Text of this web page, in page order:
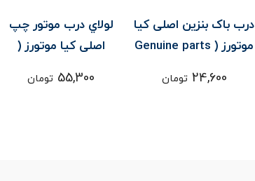
درب باک بنزين اصلی کیا
موتورز ( Genuine parts
24,600 تومان
لولاي درب موتور چپ
اصلی کیا موتورز (
اپيروس
55,300 تومان